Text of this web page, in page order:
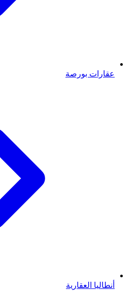
عقارات بورصة
أنطاليا العقارية